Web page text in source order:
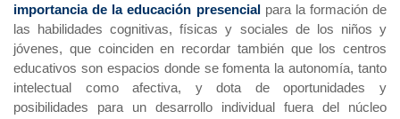
importancia de la educación presencial para la formación de
las habilidades cognitivas, físicas y sociales de los niños y
jóvenes, que coinciden en recordar también que los centros
educativos son espacios donde se fomenta la autonomía, tanto
intelectual como afectiva, y dota de oportunidades y
posibilidades para un desarrollo individual fuera del núcleo